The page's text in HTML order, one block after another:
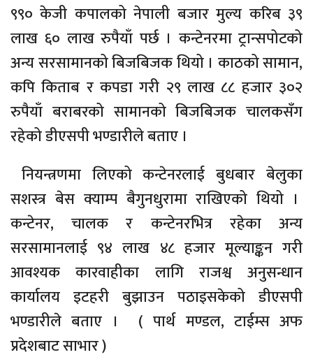
९९० केजी कपालको नेपाली बजार मुल्य करिब ३९
लाख ६० लाख रुपैयाँ पर्छ । कन्टेनरमा ट्रान्सपोटको
अन्य सरसामानको बिजबिजक थियो । काठको सामान,
कपि किताब र कपडा गरी २९ लाख ८८ हजार ३०२
रुपैयाँ बराबरको सामानको बिजबिजक चालकसँग
रहेको डीएसपी भण्डारीले बताए ।
नियन्त्रणमा लिएको कन्टेनरलाई बुधबार बेलुका
सशस्त्र बेस क्याम्प बैगुनधुरामा राखिएको थियो ।
कन्टेनर, चालक र कन्टेनरभित्र रहेका अन्य
सरसामानलाई ९४ लाख ४८ हजार मूल्याङ्कन गरी
आवश्यक कारवाहीका लागि राजश्व अनुसन्धान
कार्यालय इटहरी बुझाउन पठाइसकेको डीएसपी
भण्डारीले बताए । ( पार्थ मण्डल, टाईम्स अफ
प्रदेशबाट साभार )